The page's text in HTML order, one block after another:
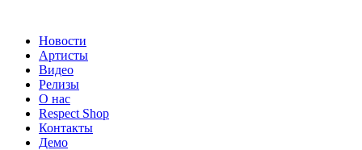
Новости
Артисты
Видео
Релизы
О нас
Respect Shop
Контакты
Демо